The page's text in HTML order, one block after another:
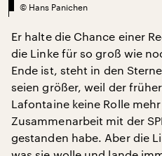
© Hans Panichen
Er halte die Chance einer
die Linke für so groß wie
Ende ist, steht in den
seien größer, weil der
Lafontaine keine Rolle
Zusammenarbeit mit der
gestanden habe. Aber die